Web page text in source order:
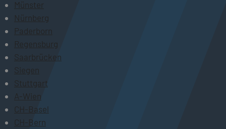
Münster
Nürnberg
Paderborn
Regensburg
Saarbrücken
Siegen
Stuttgart
A-Wien
CH-Basel
CH-Bern